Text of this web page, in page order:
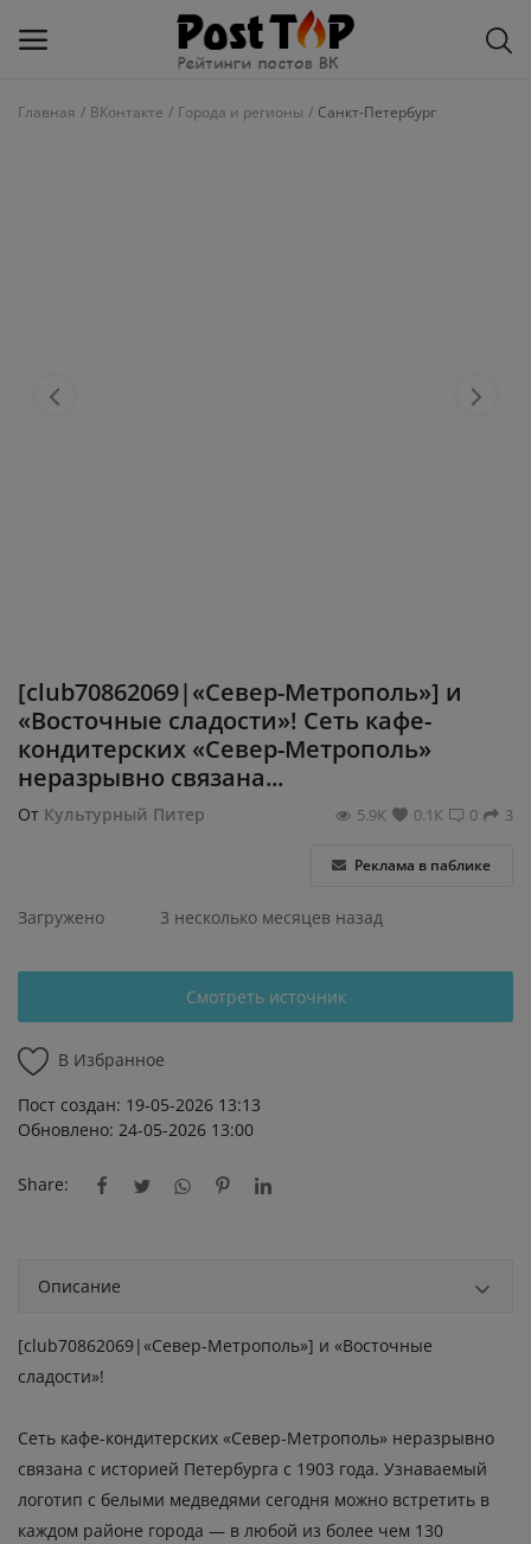
О рейтинге
Главная ВКонтакте Города и регионы Санкт-Петербург
[club70862069|«Север-Метрополь»] и
«Восточные сладости»! Сеть кафе-
кондитерских «Север-Метрополь»
неразрывно связана...
От Культурный Питер 3
0
0.1К
5.9К
Реклама в паблике
Загружено 3 несколько месяцев назад
Смотреть источник
В Избранное
Пост создан: 19-05-2026 13:13
Обновлено: 24-05-2026 13:00
Share:
Описание
[club70862069|«Север-Метрополь»] и «Восточные
сладости»!
Сеть кафе-кондитерских «Север-Метрополь» неразрывно
связана с историей Петербурга с 1903 года. Узнаваемый
логотип с белыми медведями сегодня можно встретить в
каждом районе города — в любой из более чем 130